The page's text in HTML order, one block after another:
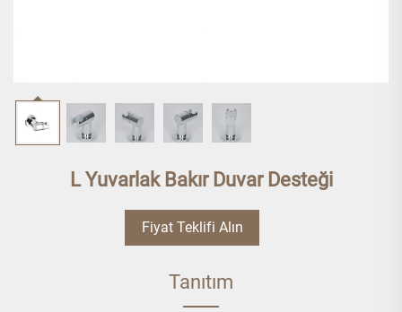
L Yuvarlak Bakır Duvar Desteği
Fiyat Teklifi Alın
Tanıtım